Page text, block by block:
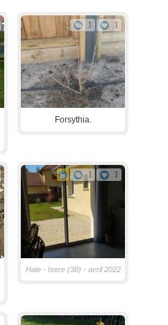
1 1
Forsythia.
1 1
Haie - Isere (38) - avril 2022